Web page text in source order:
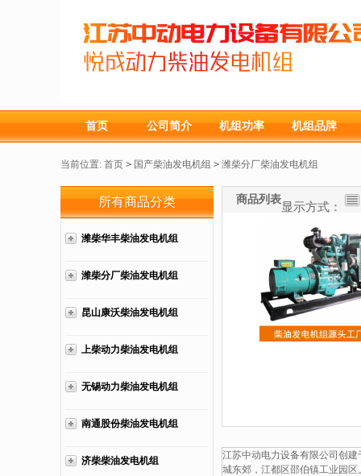
首页 公司简介 机组功率 机组品牌
当前位置: 首页 > 国产柴油发电机组 > 潍柴分厂柴油发电机组
所有商品分类
潍柴华丰柴油发电机组
潍柴分厂柴油发电机组
昆山康沃柴油发电机组
上柴动力柴油发电机组
无锡动力柴油发电机组
南通股份柴油发电机组
济柴柴油发电机组
商品列表
显示方式：
江苏中动电力设备有限公司创
城东郊，江都区邵伯镇工业园